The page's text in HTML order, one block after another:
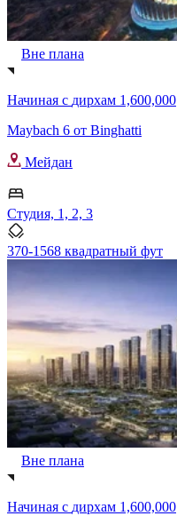
Вне плана
Начиная с дирхам 1,600,000
Maybach 6 от Binghatti
Мейдан
Студия, 1, 2, 3
370-1568 квадратный фут
Вне плана
Начиная с дирхам 1,600,000